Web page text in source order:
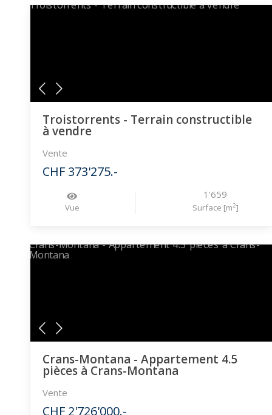
Troistorrents - Terrain constructible
à vendre
Vente
CHF 373'275.-
Vue
1'659
Surface [m2]
Crans-Montana - Appartement 4.5
pièces à Crans-Montana
Vente
CHF 2'726'000.-